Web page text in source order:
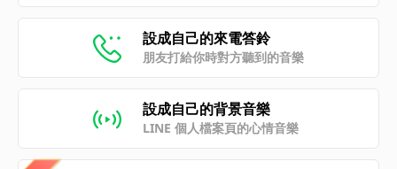
設成自己的來電答鈴
朋友打給你時對方聽到的音樂
設成自己的背景音樂
LINE 個人檔案頁的心情音樂